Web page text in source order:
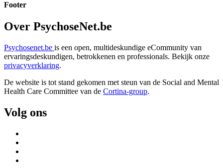
Footer
Over PsychoseNet.be
Psychosenet.be is een open, multideskundige eCommunity van
ervaringsdeskundigen, betrokkenen en professionals. Bekijk onze
privacyverklaring.
De website is tot stand gekomen met steun van de Social and Mental
Health Care Committee van de Cortina-group.
Volg ons